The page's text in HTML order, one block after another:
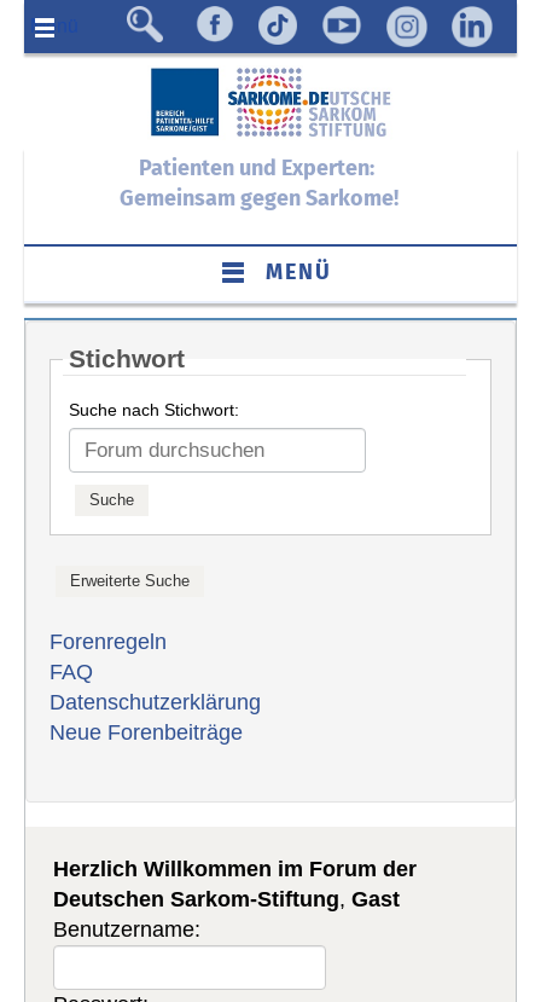
Menü
Patienten und Experten:
Gemeinsam gegen Sarkome!
MENÜ
Stichwort
Suche nach Stichwort:
Forenregeln
FAQ
Datenschutzerklärung
Neue Forenbeiträge
Herzlich Willkommen im Forum der
Deutschen Sarkom-Stiftung,Gast
Benutzername: